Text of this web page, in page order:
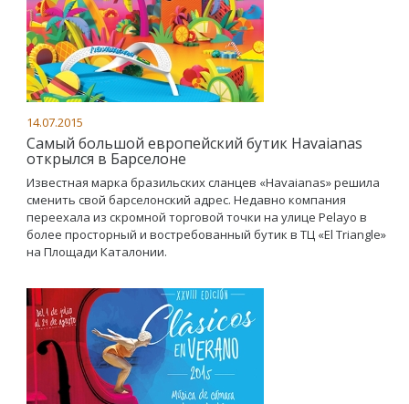
14.07.2015
Самый большой европейский бутик Havaianas
открылся в Барселоне
Известная марка бразильских сланцев «Havaianas» решила
сменить свой барселонский адрес. Недавно компания
переехала из скромной торговой точки на улице Pelayo в
более просторный и востребованный бутик в ТЦ «El Triangle»
на Площади Каталонии.